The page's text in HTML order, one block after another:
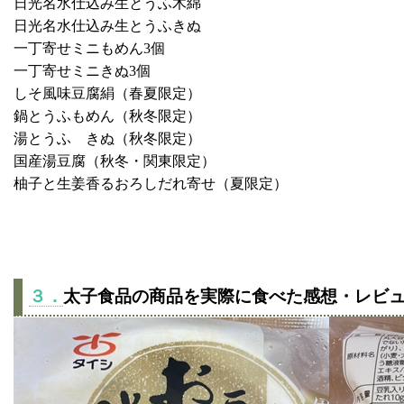
日光名水仕込み生とうふ木綿
日光名水仕込み生とうふきぬ
一丁寄せミニもめん3個
一丁寄せミニきぬ3個
しそ風味豆腐絹（春夏限定）
鍋とうふもめん（秋冬限定）
湯とうふ きぬ（秋冬限定）
国産湯豆腐（秋冬・関東限定）
柚子と生姜香るおろしだれ寄せ（夏限定）
３． 太子食品の商品を実際に食べた感想・レビ